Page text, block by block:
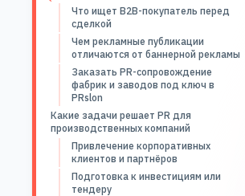
Что ищет B2B-покупатель перед
сделкой
Чем рекламные публикации
отличаются от баннерной рекламы
Заказать PR-сопровождение
фабрик и заводов под ключ в
PRslon
Какие задачи решает PR для
производственных компаний
Привлечение корпоративных
клиентов и партнёров
Подготовка к инвестициям или
тендеру